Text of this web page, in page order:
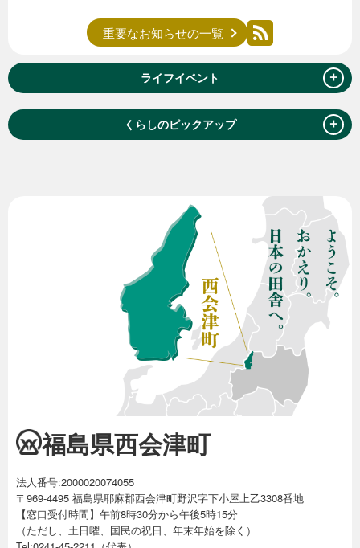
重要なお知らせの一覧
ライフイベント ＋
くらしのピックアップ ＋
福島県西会津町
法人番号:2000020074055
〒969-4495 福島県耶麻郡西会津町野沢字下小屋上乙3308番地
【窓口受付時間】午前8時30分から午後5時15分
（ただし、土日曜、国民の祝日、年末年始を除く）